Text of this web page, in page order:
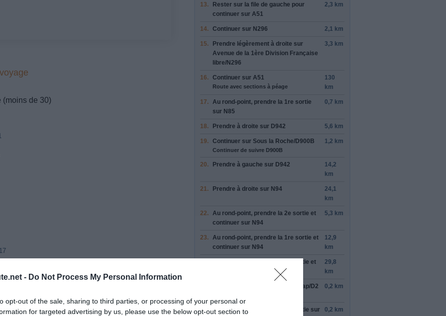
- Do Not Process My Personal Information
opt-out of the sale, sharing to third parties, or processing of your personal or
for targeted advertising by us, please use the below opt-out section to
(moins de 30)
13. Rester sur la file de gauche pour
continuer sur A51
2,3 km
14. Continuer sur N296 2,1 km
15. Prendre légèrement à droite sur
Avenue de la 1ère Division Française
libre/N296
3,3 km
16. Continuer sur A51
Route avec sections à péage
130
km
17. Au rond-point, prendre la 1re sortie
sur N85
0,7 km
18. Prendre à droite sur D942 5,6 km
19. Continuer sur Sous la Roche/D900B
Continuer de suivre D900B
1,2 km
20. Prendre à gauche sur D942
14,2
km
21. Prendre à droite sur N94
24,1
km
22. Au rond-point, prendre la 2e sortie et
continuer sur N94
5,3 km
23. Au rond-point, prendre la 1re sortie et
continuer sur N94
12,9
km
sortie et
29,8
km
Route de Gap/D2 0,2 km
26. Au rond-point, prendre la
sortie sur
0,2 km